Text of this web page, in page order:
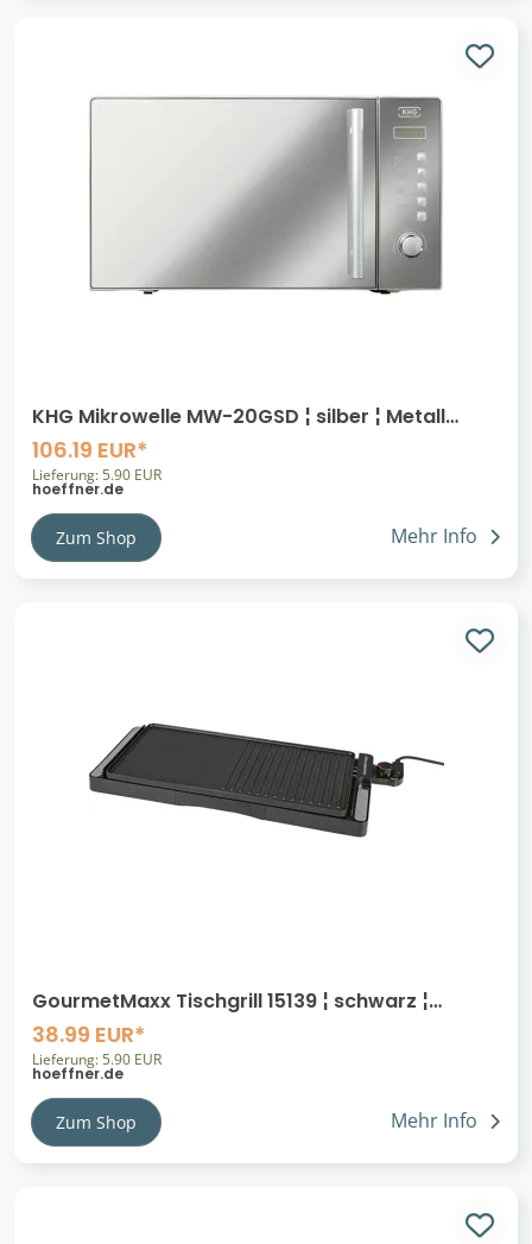
KHG Mikrowelle MW-20GSD ¦ silber ¦ Metall
lackiert,Kunststoff,Edelstahl ¦ Maße
106.19 EUR*
Lieferung: 5.90 EUR
hoeffner.de
Zum Shop Mehr Info
GourmetMaxx Tischgrill 15139 ¦ schwarz ¦
Kunststoff,Aluminium ¦ Maße (cm): B:
38.99 EUR*
Lieferung: 5.90 EUR
hoeffner.de
Zum Shop Mehr Info